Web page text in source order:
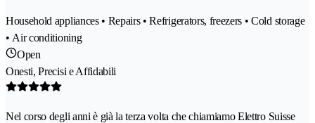
Household appliances • Repairs • Refrigerators, freezers • Cold storage
• Air conditioning
Open
Onesti, Precisi e Affidabili
Nel corso degli anni è già la terza volta che chiamiamo Elettro Suisse